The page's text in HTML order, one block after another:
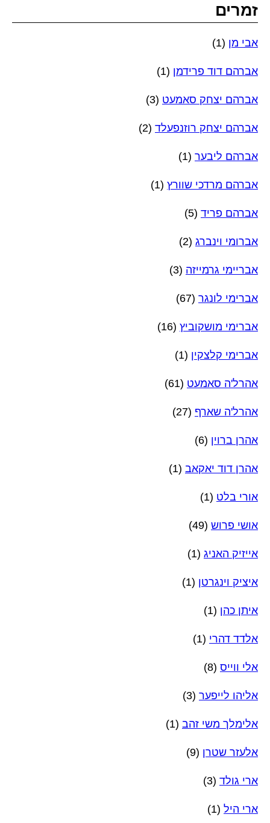
זמרים
אבי מן (1)
אברהם דוד פרידמן (1)
אברהם יצחק סאמעט (3)
אברהם יצחק רוזנפעלד (2)
אברהם ליבער (1)
אברהם מרדכי שוורץ (1)
אברהם פריד (5)
אברומי וינברג (2)
אבריימי גרמייזה (3)
אברימי לונגר (67)
אברימי מושקוביץ (16)
אברימי קלצקין (1)
אהרל'ה סאמעט (61)
אהרל'ה שארף (27)
אהרן ברוין (6)
אהרן דוד יאקאב (1)
אורי בלט (1)
אושי פרוש (49)
אייזיק האניג (1)
איציק וינגרטן (1)
איתן כהן (1)
אלדד דהרי (1)
אלי ווייס (8)
אליהו לייפער (3)
אלימלך משי זהב (1)
אלעזר שטרן (9)
ארי גולד (3)
ארי היל (1)